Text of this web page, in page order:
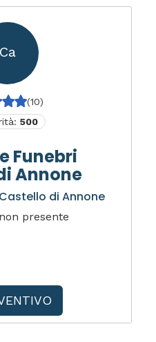
Ca
(10)
500
Funebri
Annone
di Annone
presente